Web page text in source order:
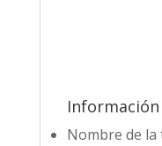
Nombre de la